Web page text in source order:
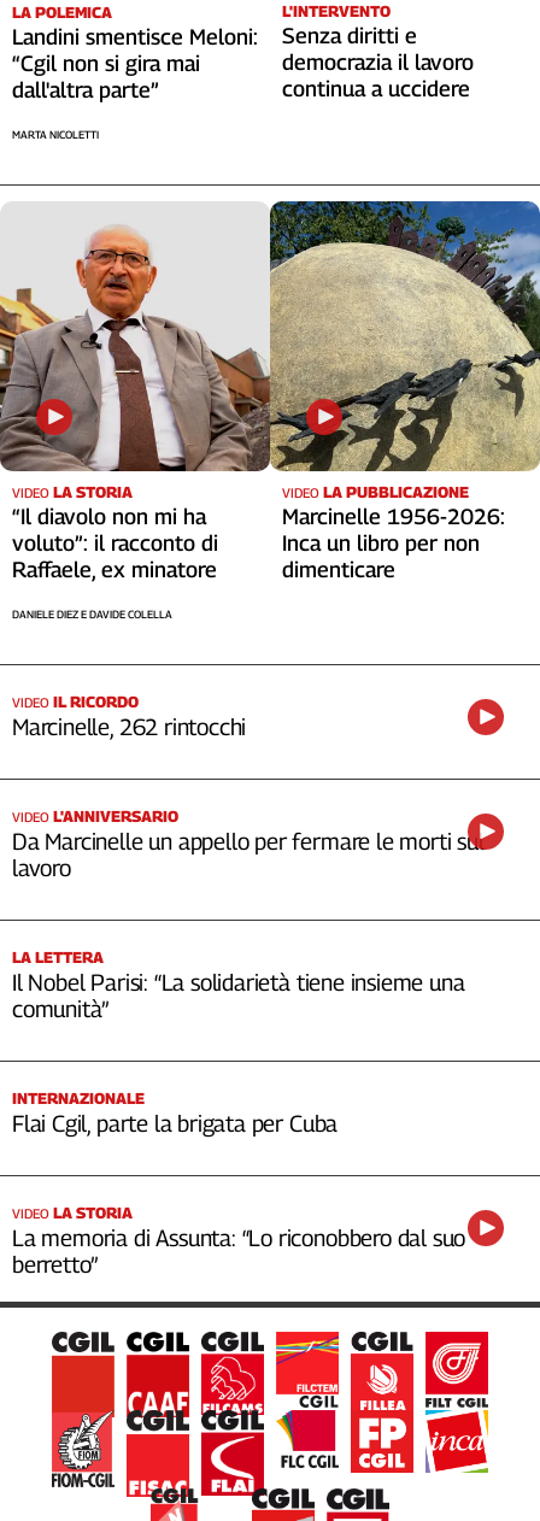
LA POLEMICA
Landini smentisce Meloni:
“Cgil non si gira mai
dall'altra parte”
MARTA NICOLETTI
L'INTERVENTO
Senza diritti e
democrazia il lavoro
continua a uccidere
VIDEO LA STORIA
“Il diavolo non mi ha
voluto”: il racconto di
Raffaele, ex minatore
DANIELE DIEZ E DAVIDE COLELLA
VIDEO LA PUBBLICAZIONE
Marcinelle 1956-2026:
Inca un libro per non
dimenticare
VIDEO IL RICORDO
Marcinelle, 262 rintocchi
VIDEO L'ANNIVERSARIO
Da Marcinelle un appello per fermare le morti sul
lavoro
LA LETTERA
Il Nobel Parisi: “La solidarietà tiene insieme una
comunità”
INTERNAZIONALE
Flai Cgil, parte la brigata per Cuba
VIDEO LA STORIA
La memoria di Assunta: “Lo riconobbero dal suo
berretto”